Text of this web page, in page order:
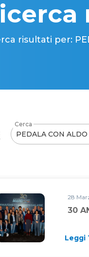
risultati per:
Cerca
28
30
Leggi